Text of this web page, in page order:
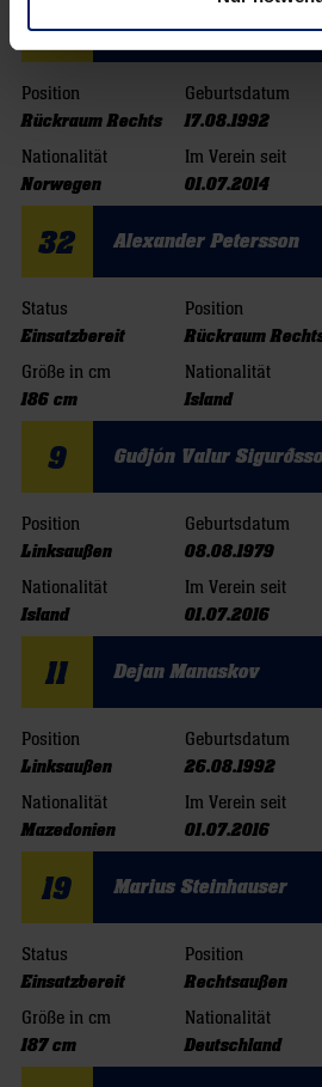
27 Harald Reinkind
Position
Rückraum Rechts
Geburtsdatum
17.08.1992
Nationalität
Norwegen
Im Verein seit
01.07.2014
32 Alexander Petersson
Status
Einsatzbereit
Position
Rückraum
Größe in cm
186 cm
Nationalität
Island
9 Guðjón Valur
Position
Linksaußen
Geburtsdatum
08.08.1979
Nationalität
Island
Im Verein seit
01.07.2016
11 Dejan Manaskov
Position
Linksaußen
Geburtsdatum
26.08.1992
Nationalität
Mazedonien
Im Verein seit
01.07.2016
19 Marius Steinhauser
Status
Einsatzbereit
Position
Rechtsaußen
Größe in cm
187 cm
Nationalität
Deutschland